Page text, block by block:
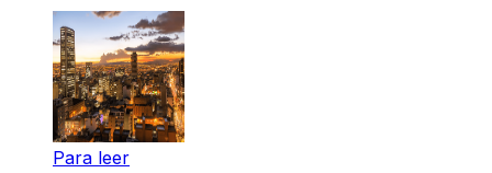
Para leer